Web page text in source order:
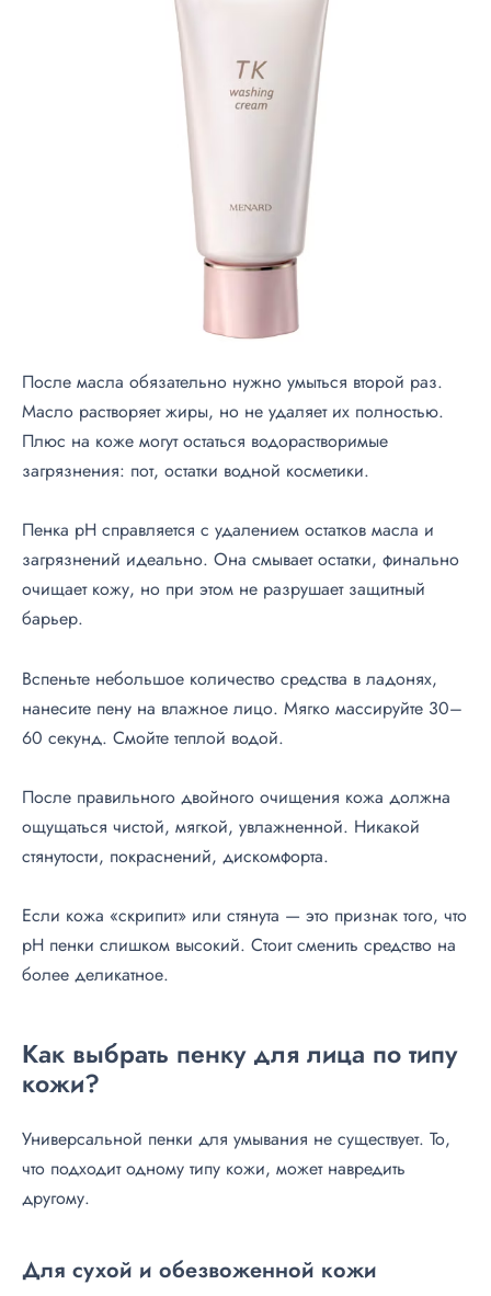
После масла обязательно нужно умыться второй раз.
Масло растворяет жиры, но не удаляет их полностью.
Плюс на коже могут остаться водорастворимые
загрязнения: пот, остатки водной косметики.
Пенка pH справляется с удалением остатков масла и
загрязнений идеально. Она смывает остатки, финально
очищает кожу, но при этом не разрушает защитный
барьер.
Вспеньте небольшое количество средства в ладонях,
нанесите пену на влажное лицо. Мягко массируйте 30–
60 секунд. Смойте теплой водой.
После правильного двойного очищения кожа должна
ощущаться чистой, мягкой, увлажненной. Никакой
стянутости, покраснений, дискомфорта.
Если кожа «скрипит» или стянута — это признак того, что
pH пенки слишком высокий. Стоит сменить средство на
более деликатное.
Как выбрать пенку для лица по типу
кожи?
Универсальной пенки для умывания не существует. То,
что подходит одному типу кожи, может навредить
другому.
Для сухой и обезвоженной кожи